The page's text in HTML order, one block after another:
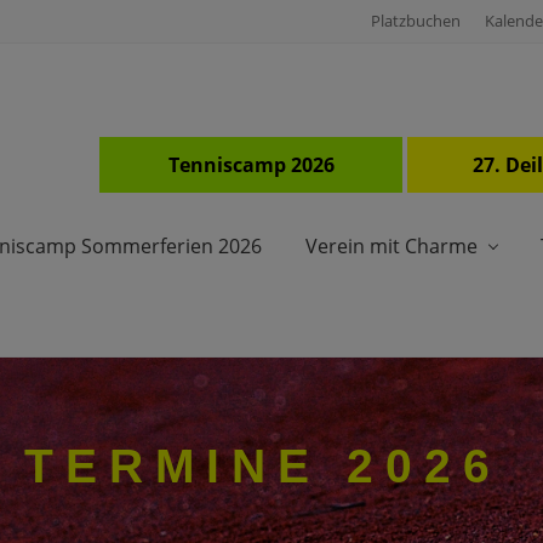
Platzbuchen
Tenniscamp 2026 27.
Sommerferien 2026 Verein mit Charme
TERMINE 2026